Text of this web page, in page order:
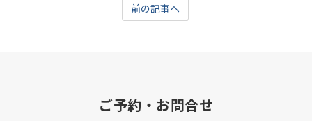
前の記事へ
ご予約・お問合せ